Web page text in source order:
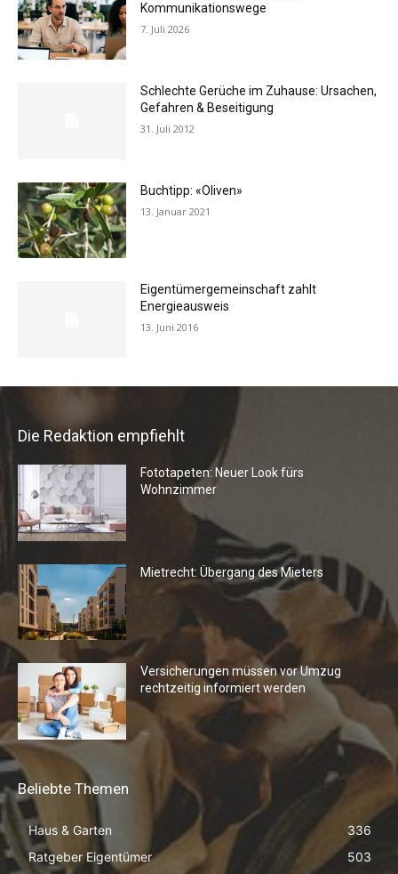
Kommunikationswege
7. Juli 2026
Schlechte Gerüche im Zuhause: Ursachen,
Gefahren & Beseitigung
31. Juli 2012
Buchtipp: «Oliven»
13. Januar 2021
Eigentümergemeinschaft zahlt
Energieausweis
13. Juni 2016
Die Redaktion empfiehlt
Fototapeten: Neuer Look fürs
Wohnzimmer
Mietrecht: Übergang des Mieters
Versicherungen müssen vor Umzug
rechtzeitig informiert werden
Beliebte Themen
Haus & Garten
336
Ratgeber Eigentümer
503